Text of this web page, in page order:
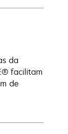
da
facilitam
de